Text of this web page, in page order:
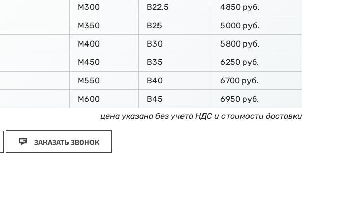
М300 В22,5
4850 руб.
М350 В25
5000 руб.
М400 В30
5800 руб.
М450 В35
6250 руб.
М550 В40
6700 руб.
М600 В45
6950 руб.
цена указана без учета НДС и стоимости доставки
ЗАКАЗАТЬ ЗВОНОК